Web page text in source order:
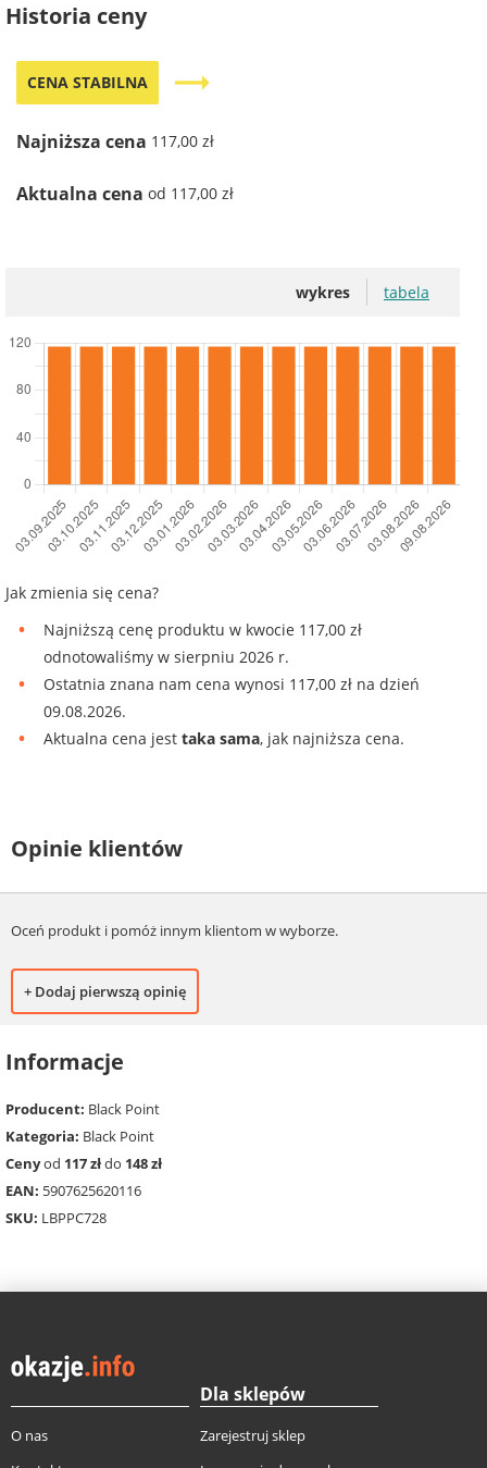
Historia ceny
CENA STABILNA trending_flat
Najniższa cena 117,00 zł
Aktualna cena od 117,00 zł
wykres tabela
Jak zmienia się cena?
Najniższą cenę produktu w kwocie 117,00 zł
odnotowaliśmy w sierpniu 2026 r.
Ostatnia znana nam cena wynosi 117,00 zł na dzień
09.08.2026.
Aktualna cena jest taka sama, jak najniższa cena.
Opinie klientów
Oceń produkt i pomóż innym klientom w wyborze.
+ Dodaj pierwszą opinię
Informacje
Producent: Black Point
Kategoria: Black Point
Cenyod 117 złdo 148 zł
EAN: 5907625620116
SKU: LBPPC728
O nas
Dla sklepów
Zarejestruj sklep